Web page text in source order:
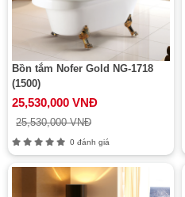
Bồn tắm Nofer Gold NG-1718
(1500)
25,530,000 VNĐ
25,530,000 VNĐ
0 đánh giá